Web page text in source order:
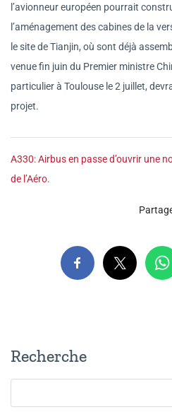
l’avionneur européen pourrait
l’aménagement des cabines de la
le site de Tianjin, où sont déjà
venue fin juin du Premier ministre
particulier à Toulouse le 2 juillet,
projet.
A330: Airbus en passe d’ouvrir une
de l’Aéro.
Recherche